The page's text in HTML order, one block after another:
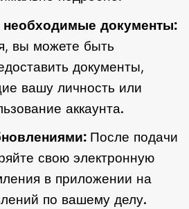
необходимые документы:
вы можете быть
документы,
вашу личность или
аккаунта.
После подачи
свою электронную
в приложении на
по вашему делу.